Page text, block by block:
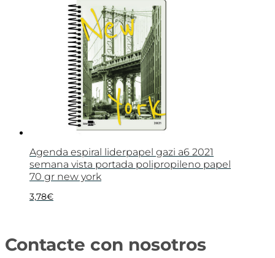
Agenda espiral liderpapel gazi a6 2021
semana vista portada polipropileno papel
70 gr new york
3,78€
Contacte con nosotros